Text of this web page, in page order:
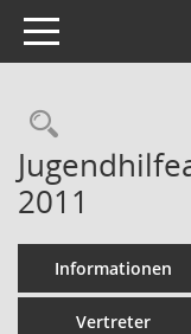
Toggle navigation
2011
Informationen
Vertreter